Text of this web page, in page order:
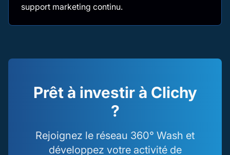
support marketing continu.
Prêt à investir à Clichy
?
Rejoignez le réseau 360° Wash et
développez votre activité de